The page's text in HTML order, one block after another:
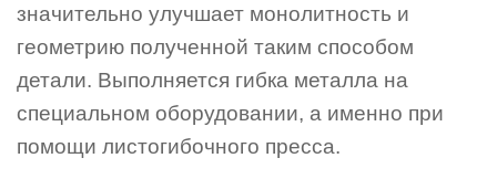
значительно улучшает монолитность и
геометрию полученной таким способом
детали. Выполняется гибка металла на
специальном оборудовании, а именно при
помощи листогибочного пресса.